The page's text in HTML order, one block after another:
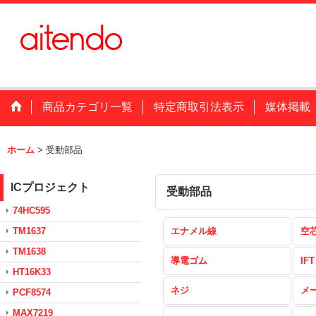
商品カテゴリ一覧 特定商取引法表示 媒体掲載
ホーム > 受動部品
ICプロジェクト
74HC595
TM1637
TM1638
HT16K33
PCF8574
MAX7219
受動部品
エナメル線 空
導電ゴム IFT
ネジ メ